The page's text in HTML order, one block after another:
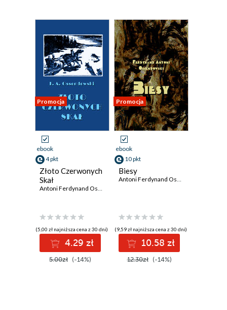
Promocja
ebook
4 pkt
Złoto Czerwonych
Skał
Antoni Ferdynand Ossendowski
(5,00 zł najniższa cena z 30 dni)
4.29 zł
5.00zł (-14%)
Promocja
ebook
10 pkt
Biesy
Antoni Ferdynand Ossendowski
(9,59 zł najniższa cena z 30 dni)
10.58 zł
12.30zł (-14%)